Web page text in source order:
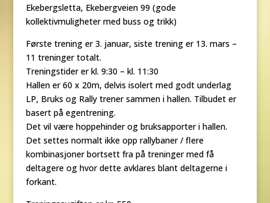
Ekebergsletta, Ekebergveien 99 (gode
kollektivmuligheter med buss og trikk)
Første trening er 3. januar, siste trening er 13. mars –
11 treninger totalt.
Treningstider er kl. 9:30 – kl. 11:30
Hallen er 60 x 20m, delvis isolert med godt underlag
LP, Bruks og Rally trener sammen i hallen. Tilbudet er
basert på egentrening.
Det vil være hoppehinder og bruksapporter i hallen.
Det settes normalt ikke opp rallybaner / flere
kombinasjoner bortsett fra på treninger med få
deltagere og hvor dette avklares blant deltagerne i
forkant.